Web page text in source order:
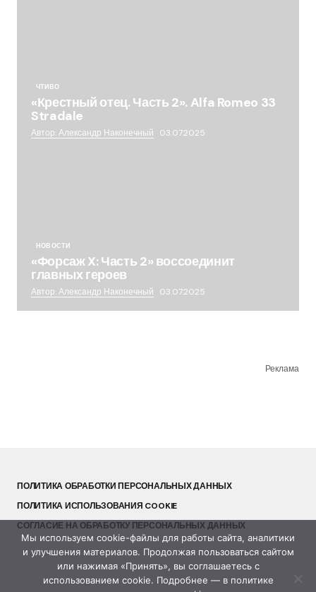
ЧТИВО
«Крестный отец. Часть 2». Alfa Romeo 33
Stradale
Автор: Александр Наконечный 03.07.2025
НОВОСТИ
«Форсаж X: Часть 2» воссоединит
главных героев
Автор: Александр Наконечный 03.07.2025
Реклама
ПОЛИТИКА ОБРАБОТКИ ПЕРСОНАЛЬНЫХ ДАННЫХ
ПОЛИТИКА ИСПОЛЬЗОВАНИЯ COOKIE
СОГЛАСИЕ НА ОБРАБОТКУ ПЕРСОНАЛЬНЫХ ДАННЫХ
Мы используем cookie-файлы для работы сайта, аналитики
и улучшения материалов. Продолжая пользоваться сайтом
или нажимая «Принять», вы соглашаетесь с
использованием cookie. Подробнее — в политике